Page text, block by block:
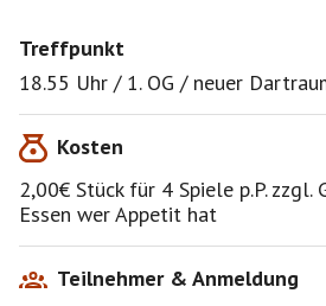
Treffpunkt
18.55 Uhr / 1. OG / neuer
Kosten
2,00€ Stück für 4 Spiele p.P. zzgl.
Essen wer Appetit hat
Teilnehmer & Anmeldung